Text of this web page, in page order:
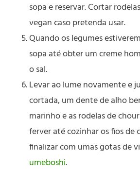
sopa e reservar. Cortar
vegan caso pretenda usar.
Quando os legumes
sopa até obter um creme
o sal.
Levar ao lume novamente e
cortada, um dente de alho
marinho e as rodelas de
ferver até cozinhar os fios de
finalizar com umas gotas de
umeboshi.